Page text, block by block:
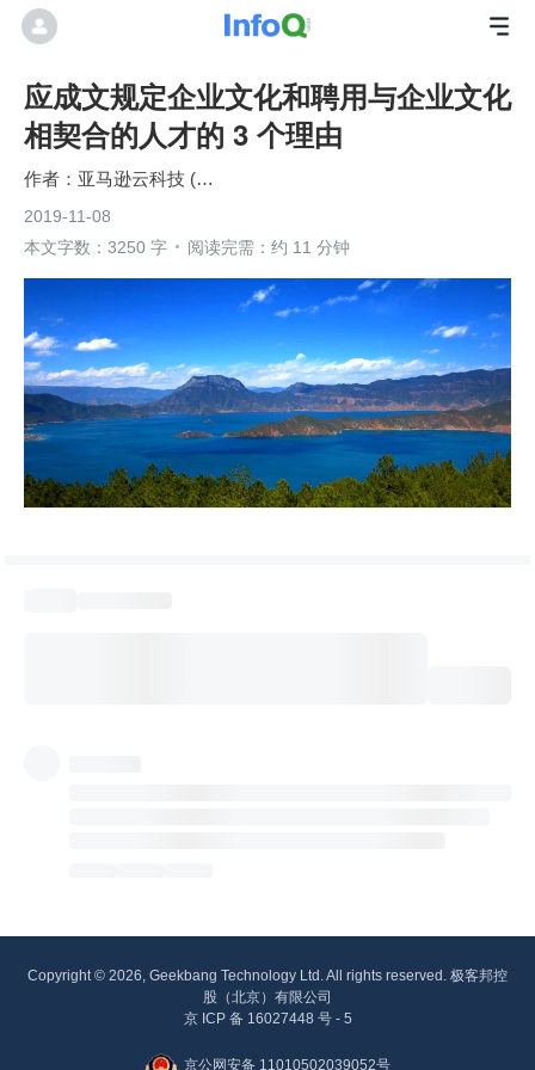
应成文规定企业文化和聘用与企业文化
相契合的人才的 3 个理由
亚马逊云科技 (Amazon Web Services）
2019-11-08
本文字数：3250 字
阅读完需：约 11 分钟
Copyright © 2026, Geekbang Technology Ltd. All rights reserved. 极客邦控
股（北京）有限公司
京 ICP 备 16027448 号 - 5
京公网安备 11010502039052号